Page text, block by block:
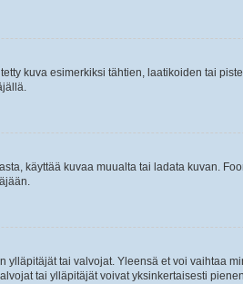
kuva esimerkiksi tähtien, laatikoiden tai
käyttää kuvaa muualta tai ladata kuvan.
tai valvojat. Yleensä et voi vaihtaa
tai ylläpitäjät voivat yksinkertaisesti